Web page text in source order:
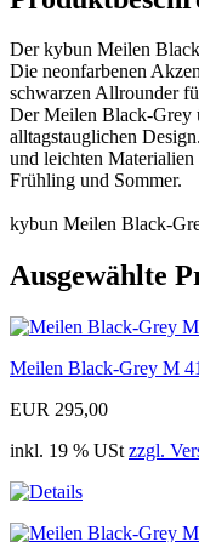
Der kybun Meilen
Die neonfarbenen
schwarzen Allrounder
Der Meilen Black-Grey
alltagstauglichen
und leichten Materialien
Frühling und Sommer.
kybun Meilen Black-
Ausgewählte
Meilen Black-Grey M
EUR 295,00
inkl. 19 % USt zzgl.